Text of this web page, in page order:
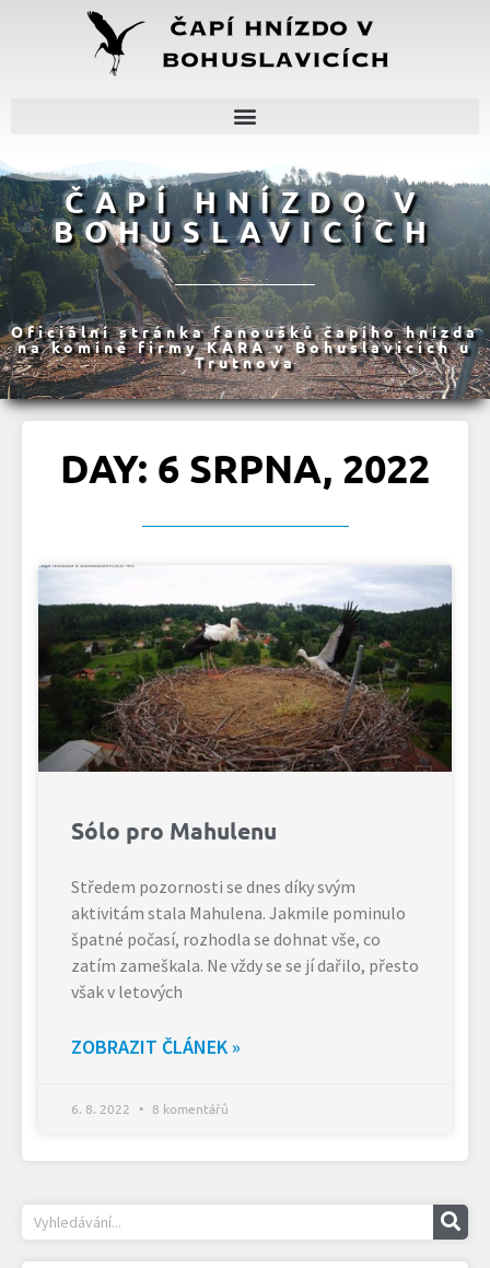
ČAPÍ HNÍZDO V
BOHUSLAVICÍCH
Oficiální stránka fanoušků čapího hnízda
na komíně firmy KARA v Bohuslavicích u
Trutnova
DAY: 6 SRPNA, 2022
Sólo pro Mahulenu
Středem pozornosti se dnes díky svým
aktivitám stala Mahulena. Jakmile pominulo
špatné počasí, rozhodla se dohnat vše, co
zatím zameškala. Ne vždy se se jí dařilo, přesto
však v letových
ZOBRAZIT ČLÁNEK »
6. 8. 2022 8 komentářů